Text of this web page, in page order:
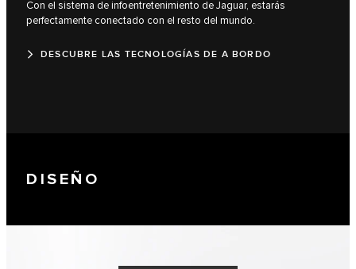
Con el sistema de infoentretenimiento de Jaguar, estarás
perfectamente conectado con el resto del mundo.
DESCUBRE LAS TECNOLOGÍAS DE A BORDO
DISEÑO